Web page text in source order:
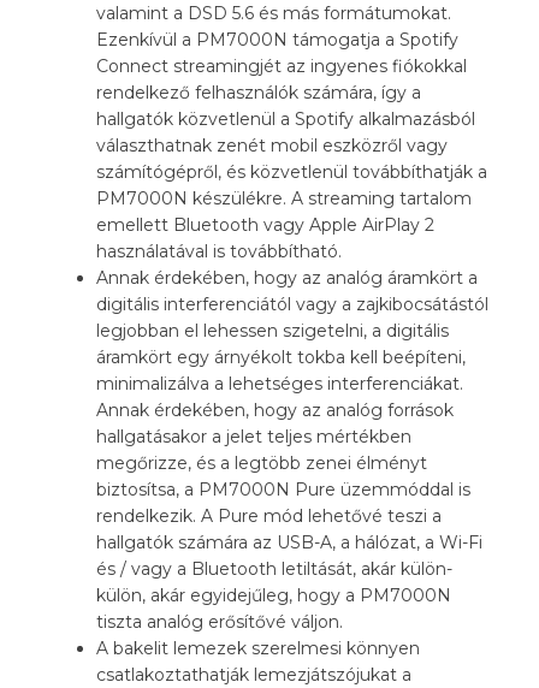
valamint a DSD 5.6 és más formátumokat.
Ezenkívül a PM7000N támogatja a Spotify
Connect streamingjét az ingyenes fiókokkal
rendelkező felhasználók számára, így a
hallgatók közvetlenül a Spotify alkalmazásból
választhatnak zenét mobil eszközről vagy
számítógépről, és közvetlenül továbbíthatják a
PM7000N készülékre. A streaming tartalom
emellett Bluetooth vagy Apple AirPlay 2
használatával is továbbítható.
Annak érdekében, hogy az analóg áramkört a
digitális interferenciától vagy a zajkibocsátástól
legjobban el lehessen szigetelni, a digitális
áramkört egy árnyékolt tokba kell beépíteni,
minimalizálva a lehetséges interferenciákat.
Annak érdekében, hogy az analóg források
hallgatásakor a jelet teljes mértékben
megőrizze, és a legtöbb zenei élményt
biztosítsa, a PM7000N Pure üzemmóddal is
rendelkezik. A Pure mód lehetővé teszi a
hallgatók számára az USB-A, a hálózat, a Wi-Fi
és / vagy a Bluetooth letiltását, akár külön-
külön, akár egyidejűleg, hogy a PM7000N
tiszta analóg erősítővé váljon.
A bakelit lemezek szerelmesi könnyen
csatlakoztathatják lemezjátszójukat a